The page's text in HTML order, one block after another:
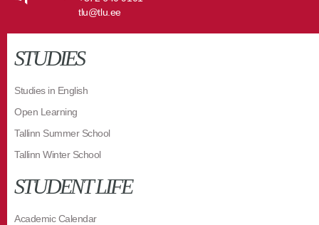
tlu@tlu.ee
STUDIES
Studies in English
Open Learning
Tallinn Summer School
Tallinn Winter School
STUDENT LIFE
Academic Calendar